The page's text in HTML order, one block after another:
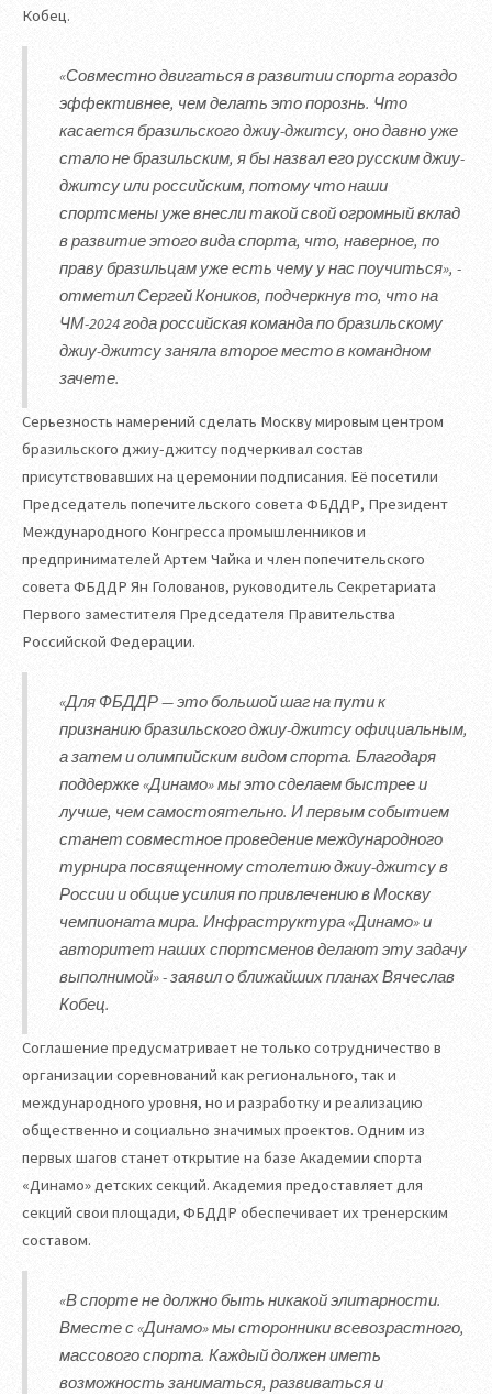
Кобец.
«Совместно двигаться в развитии спорта гораздо
эффективнее, чем делать это порознь. Что
касается бразильского джиу-джитсу, оно давно уже
стало не бразильским, я бы назвал его русским джиу-
джитсу или российским, потому что наши
спортсмены уже внесли такой свой огромный вклад
в развитие этого вида спорта, что, наверное, по
праву бразильцам уже есть чему у нас поучиться», -
отметил Сергей Коников, подчеркнув то, что на
ЧМ-2024 года российская команда по бразильскому
джиу-джитсу заняла второе место в командном
зачете.
Серьезность намерений сделать Москву мировым центром
бразильского джиу-джитсу подчеркивал состав
присутствовавших на церемонии подписания. Её посетили
Председатель попечительского совета ФБДДР, Президент
Международного Конгресса промышленников и
предпринимателей Артем Чайка и член попечительского
совета ФБДДР Ян Голованов, руководитель Секретариата
Первого заместителя Председателя Правительства
Российской Федерации.
«Для ФБДДР — это большой шаг на пути к
признанию бразильского джиу-джитсу официальным,
а затем и олимпийским видом спорта. Благодаря
поддержке «Динамо» мы это сделаем быстрее и
лучше, чем самостоятельно. И первым событием
станет совместное проведение международного
турнира посвященному столетию джиу-джитсу в
России и общие усилия по привлечению в Москву
чемпионата мира. Инфраструктура «Динамо» и
авторитет наших спортсменов делают эту задачу
выполнимой» - заявил о ближайших планах Вячеслав
Кобец.
Соглашение предусматривает не только сотрудничество в
организации соревнований как регионального, так и
международного уровня, но и разработку и реализацию
общественно и социально значимых проектов. Одним из
первых шагов станет открытие на базе Академии спорта
«Динамо» детских секций. Академия предоставляет для
секций свои площади, ФБДДР обеспечивает их тренерским
составом.
«В спорте не должно быть никакой элитарности.
Вместе с «Динамо» мы сторонники всевозрастного,
массового спорта. Каждый должен иметь
возможность заниматься, развиваться и